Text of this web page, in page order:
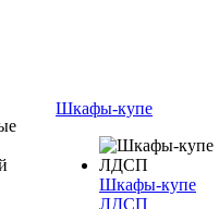
Шкафы-купе
Шкафы-купе
ЛДСП